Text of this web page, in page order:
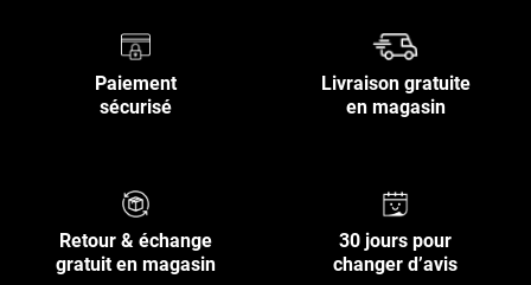
Paiement
sécurisé
Livraison gratuite
en magasin
Retour & échange
gratuit en magasin
30 jours pour
changer d’avis